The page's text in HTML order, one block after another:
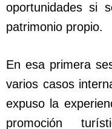
oportunidades si
patrimonio propio.
En esa primera
varios casos
expuso la
promoción